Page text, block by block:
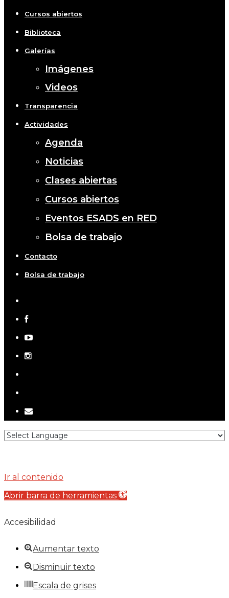
Cursos abiertos
Biblioteca
Galerías
Imágenes
Videos
Transparencia
Actividades
Agenda
Noticias
Clases abiertas
Cursos abiertos
Eventos ESADS en RED
Bolsa de trabajo
Contacto
Bolsa de trabajo
twitter
facebook
youtube
instagram
email
Ir al contenido
Abrir barra de herramientas
Accesibilidad
Aumentar texto
Disminuir texto
Escala de grises